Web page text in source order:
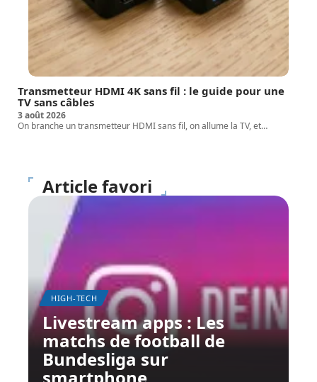
Transmetteur HDMI 4K sans fil : le guide pour une
TV sans câbles
3 août 2026
On branche un transmetteur HDMI sans fil, on allume la TV, et…
Article favori
HIGH-TECH
Livestream apps : Les
matchs de football de
Bundesliga sur